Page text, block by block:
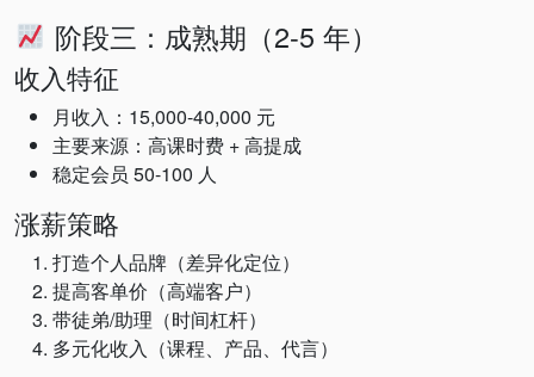
阶段三：成熟期（2-5 年）
收入特征
月收入：15,000-40,000 元
主要来源：高课时费 + 高提成
稳定会员 50-100 人
涨薪策略
打造个人品牌（差异化定位）
提高客单价（高端客户）
带徒弟/助理（时间杠杆）
多元化收入（课程、产品、代言）